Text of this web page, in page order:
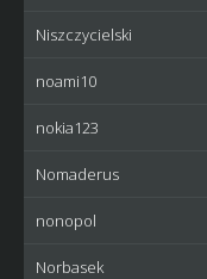
Niszczycielski
noami10
nokia123
Nomaderus
nonopol
Norbasek